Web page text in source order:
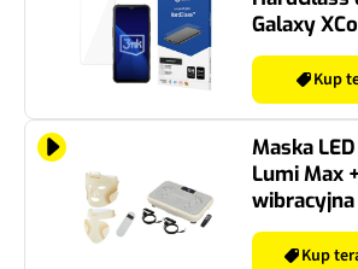
Galaxy
Kup
Maska
Lumi Max
wibracyjna
Oxya Fit
Kup